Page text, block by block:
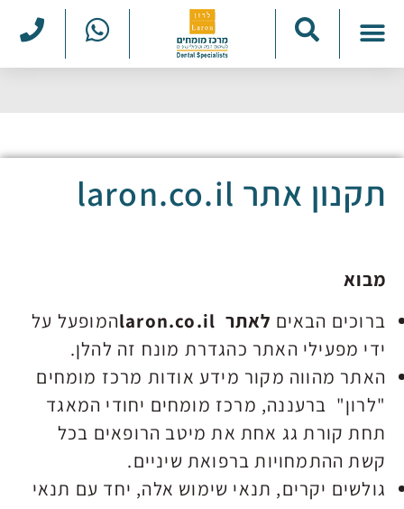
תקנון אתר laron.co.il
מבוא
ברוכים הבאים לאתר laron.co.il
המופעל על
ידי מפעילי האתר כהגדרת מונח זה להלן.
האתר מהווה מקור מידע אודות מרכז מומחים
"לרון" ברעננה, מרכז מומחים יחודי המאגד
תחת קורת גג אחת את מיטב הרופאים בכל
קשת ההתמחויות ברפואת שיניים.
גולשים יקרים, תנאי שימוש אלה, יחד עם תנאי